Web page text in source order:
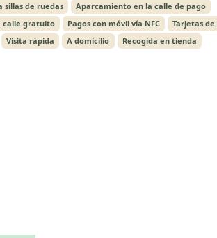
sillas de ruedas
Aparcamiento en la calle de pago
calle gratuito
Pagos con móvil vía NFC
Tarjetas
Visita rápida A domicilio Recogida en tienda